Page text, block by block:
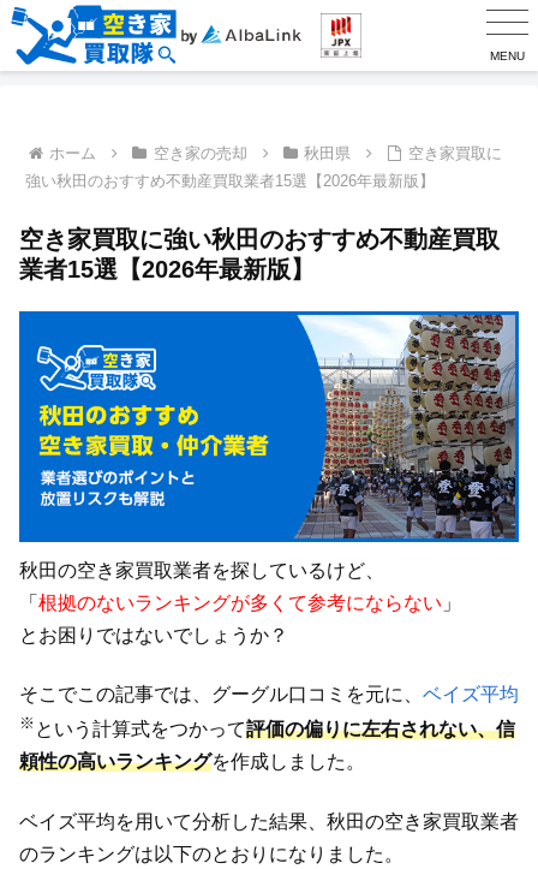
MENU
ホーム 空き家の売却 秋田県
空き家買取に
強い秋田のおすすめ不動産買取業者15選【2026年最新版】
空き家買取に強い秋田のおすすめ不動産買取
業者15選【2026年最新版】
秋田の空き家買取業者を探しているけど、
「 根拠のないランキングが多くて参考にならない 」
とお困りではないでしょうか？
そこでこの記事では、グーグル口コミを元に、 ベイズ平均
※ という計算式をつかって評価の偏りに左右されない、信
頼性の高いランキングを作成しました。
ベイズ平均を用いて分析した結果、秋田の空き家買取業者
のランキングは以下のとおりになりました。